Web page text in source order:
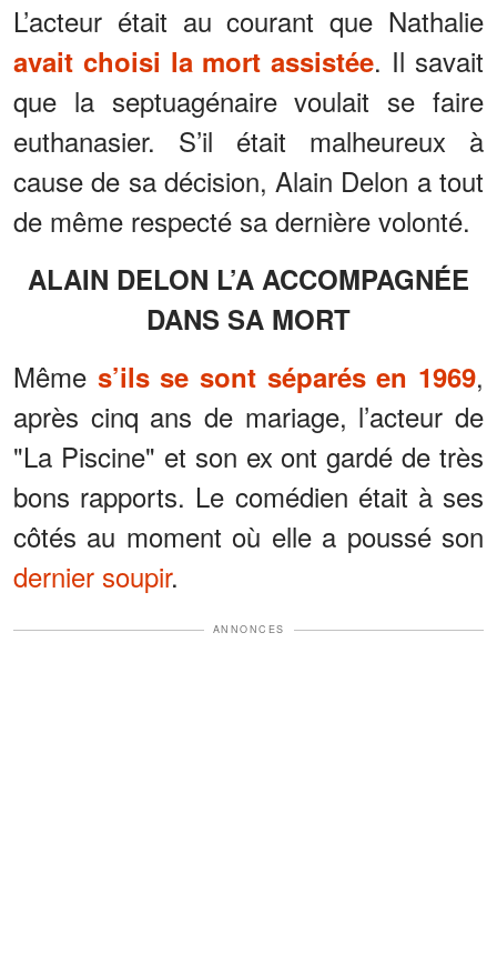
L’acteur était au courant que Nathalie
avait choisi la mort assistée. Il savait
que la septuagénaire voulait se faire
euthanasier. S’il était malheureux à
cause de sa décision, Alain Delon a tout
de même respecté sa dernière volonté.
ALAIN DELON L’A ACCOMPAGNÉE
DANS SA MORT
Même s’ils se sont séparés en 1969,
après cinq ans de mariage, l’acteur de
"La Piscine" et son ex ont gardé de très
bons rapports. Le comédien était à ses
côtés au moment où elle a poussé son
dernier soupir.
ANNONCES